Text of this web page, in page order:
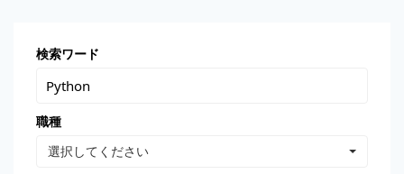
検索ワード
職種
選択してください